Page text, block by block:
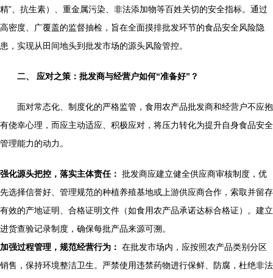
精”、抗生素）、重金属污染、非法添加物等百姓关切的安全指标。通过
高密度、广覆盖的监督抽检，旨在全面摸排批发环节的食品安全风险隐
患，实现从田间地头到批发市场的源头风险管控。
二、 应对之策：批发商与经营户如何“准备好”？
面对常态化、制度化的严格监管，食用农产品批发商和经营户不应抱
有侥幸心理，而应主动适应、积极应对，将压力转化为提升自身食品安全
管理能力的动力。
强化源头把控，落实主体责任： 批发商应建立健全供应商审核制度，优
先选择信誉好、管理规范的种植养殖基地或上游供应商合作，索取并留存
有效的产地证明、合格证明文件（如食用农产品承诺达标合格证）。建立
进货查验记录制度，确保每批产品来源可溯。
加强过程管理，规范经营行为： 在批发市场内，应按照农产品类别分区
销售，保持环境整洁卫生。严禁使用违禁药物进行保鲜、防腐，杜绝非法